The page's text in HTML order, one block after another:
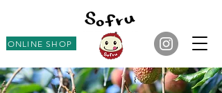
ONLINE SHOP